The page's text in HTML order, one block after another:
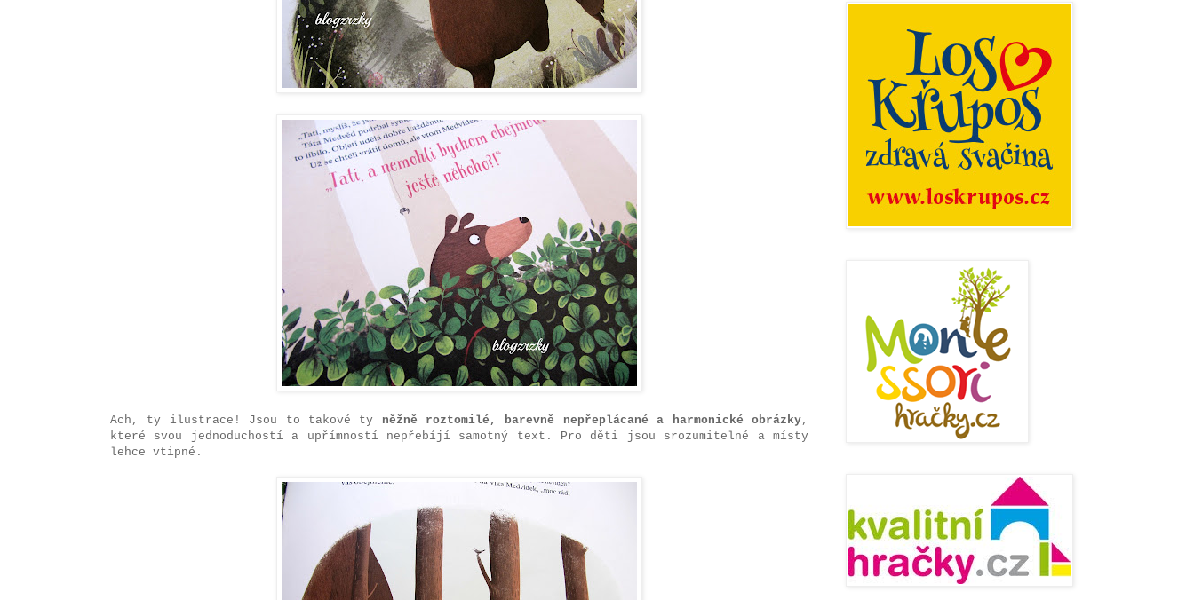
Ach, ty ilustrace! Jsou to takové ty něžně roztomilé, barevně nepřeplácané a harmonické obrázky,
které svou jednoduchostí a upřímností nepřebíjí samotný text. Pro děti jsou srozumitelné a místy
lehce vtipné.